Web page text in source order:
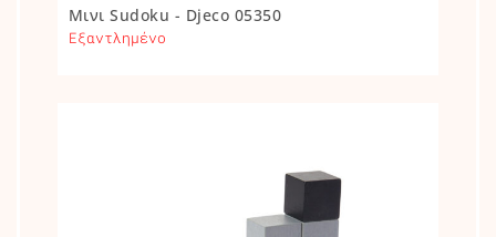
Μινι Sudoku - Djeco 05350
Εξαντλημένο